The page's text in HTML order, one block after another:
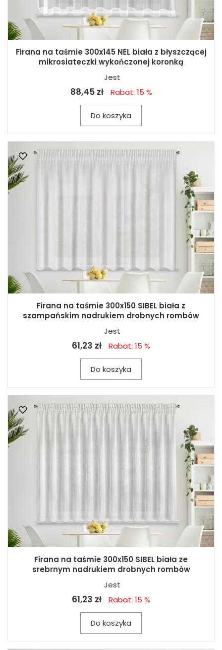
Firana na taśmie 300x145 NEL biała z błyszczącej
mikrosiateczki wykończonej koronką
Jest
88,45 zł Rabat: 15 %
Do koszyka
Firana na taśmie 300x150 SIBEL biała z
szampańskim nadrukiem drobnych rombów
Jest
61,23 zł Rabat: 15 %
Do koszyka
Firana na taśmie 300x150 SIBEL biała ze
srebrnym nadrukiem drobnych rombów
Jest
61,23 zł Rabat: 15 %
Do koszyka